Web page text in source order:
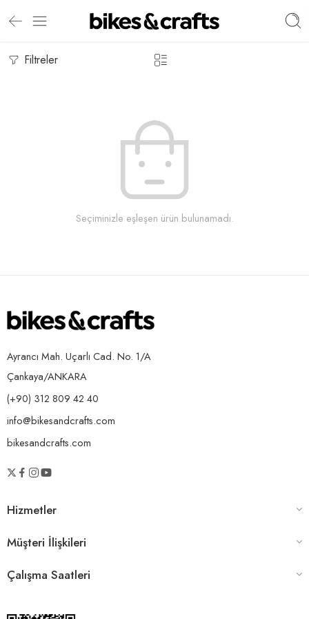
Filtreler
Seçiminizle eşleşen ürün bulunamadı.
Ayrancı Mah. Uçarlı Cad. No. 1/A
Çankaya/ANKARA
(+90) 312 809 42 40
info@bikesandcrafts.com
bikesandcrafts.com
Hizmetler
Müşteri İlişkileri
Çalışma Saatleri